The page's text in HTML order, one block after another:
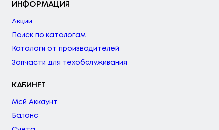
ИНФОРМАЦИЯ
Акции
Поиск по каталогам
Каталоги от производителей
Запчасти для техобслуживания
КАБИНЕТ
Мой Аккаунт
Баланс